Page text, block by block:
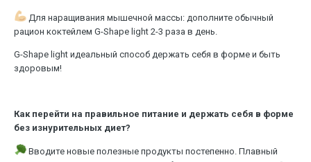
Для наращивания мышечной массы: дополните обычный
рацион коктейлем G-Shape light 2-3 раза в день.
G-Shape light идеальный способ держать себя в форме и быть
здоровым!
Как перейти на правильное питание и держать себя в форме
без изнурительных диет?
Вводите новые полезные продукты постепенно. Плавный